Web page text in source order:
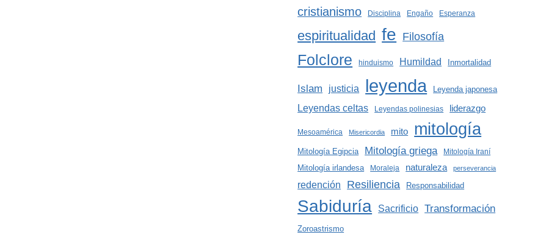
cristianismo Disciplina Engaño Esperanza
espiritualidad fe Filosofía
Folclore hinduismo Humildad Inmortalidad
Islam justicia leyenda Leyenda japonesa
Leyendas celtas Leyendas polinesias liderazgo
Mesoamérica Misericordia mito mitología
Mitología Egipcia Mitología griega Mitología Iraní
Mitología irlandesa Moraleja naturaleza perseverancia
redención Resiliencia Responsabilidad
Sabiduría Sacrificio Transformación
Zoroastrismo